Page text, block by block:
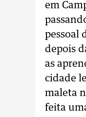
em
pessoal
depois
as
cidade
maleta
feita